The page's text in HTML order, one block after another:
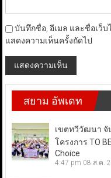
บันทึกชื่อ, อีเมล และชื่อเว็
แสดงความเห็นครั้งถัดไป
สยาม อัพเดท
เขตทวีวัฒนา จั
โครงการ TO
Choice
4:47 pm 08 ส.ค.